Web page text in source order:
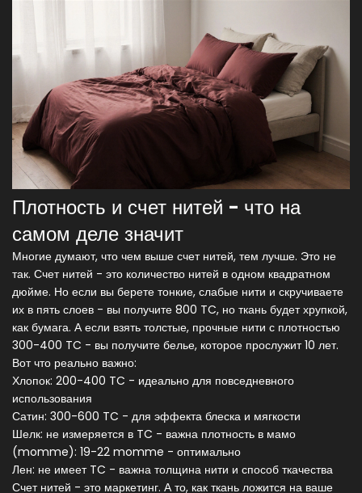
Плотность и счет нитей - что на
самом деле значит
Многие думают, что чем выше счет нитей, тем лучше. Это не
так. Счет нитей - это количество нитей в одном квадратном
дюйме. Но если вы берете тонкие, слабые нити и скручиваете
их в пять слоев - вы получите 800 TC, но ткань будет хрупкой,
как бумага. А если взять толстые, прочные нити с плотностью
300-400 TC - вы получите белье, которое прослужит 10 лет.
Вот что реально важно:
Хлопок: 200-400 TC - идеально для повседневного
использования
Сатин: 300-600 TC - для эффекта блеска и мягкости
Шелк: не измеряется в TC - важна плотность в мамо
(momme): 19-22 momme - оптимально
Лен: не имеет TC - важна толщина нити и способ ткачества
Счет нитей - это маркетинг. А то, как ткань ложится на ваше